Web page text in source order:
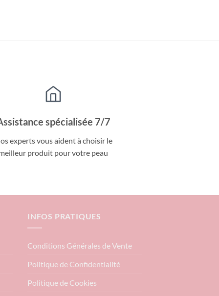
spécialisée 7/7
experts vous aident à choisir le
produit pour votre peau
INFOS PRATIQUES
Conditions Générales de Vente
Politique de Confidentialité
Politique de Cookies